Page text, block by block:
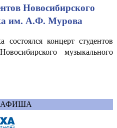
Новосибирского
им. А.Ф. Мурова
концерт студентов
музыкального
АФИША